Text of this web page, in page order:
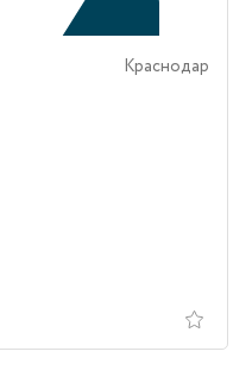
Краснодар